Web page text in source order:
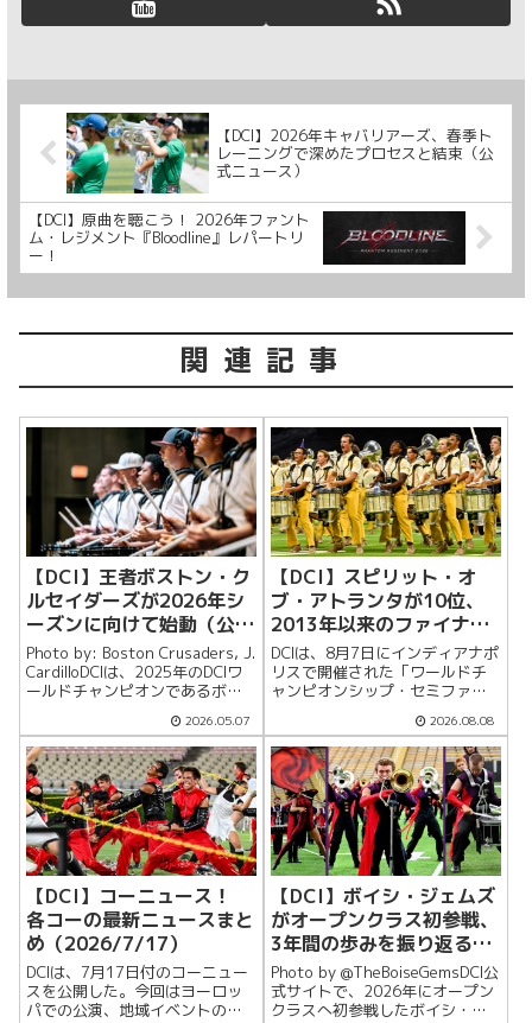
【DCI】2026年キャバリアーズ、春季ト
レーニングで深めたプロセスと結束（公
式ニュース）
【DCI】原曲を聴こう！ 2026年ファント
ム・レジメント『Bloodline』レパートリ
ー！
関連記事
【DCI】王者ボストン・ク
ルセイダーズが2026年シ
ーズンに向けて始動（公式
ニュース）
Photo by: Boston Crusaders, J.
CardilloDCIは、2025年のDCIワ
ールドチャンピオンであるボス
年シーズンに向けて本格的に動
き出していることを紹介した。
ボストン・クルセ...
2026.05.07
【DCI】スピリット・オ
ブ・アトランタが10位、
2013年以来のファイナル
進出（公式ニュース）
DCIは、8月7日にインディアナポ
リスで開催された「ワールドチ
ャンピオンシップ・セミファイ
アトランタが10位に入り、2013
年以来となるファイナル進出を
決めたと伝えた。スピリットは7
月18日のサウスウェスタン選
手...
2026.08.08
【DCI】コーニュース！
各コーの最新ニュースまと
め（2026/7/17）
DCIは、7月17日付のコーニュー
スを公開した。今回はヨーロッ
パでの公演、地域イベントの振
【DCI】ボイシ・ジェムズ
がオープンクラス初参戦、
3年間の歩みを振り返る
（公式ニュース）
Photo by @TheBoiseGemsDCI公
式サイトで、2026年にオープン
クラスへ初参戦したボイシ・ジ